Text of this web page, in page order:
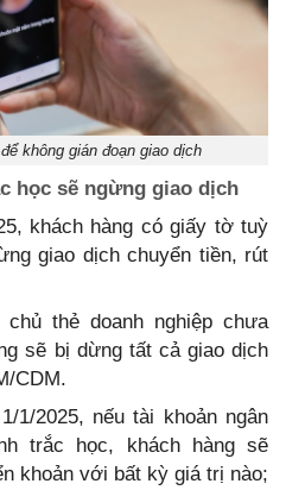
không gián đoạn giao dịch
học sẽ ngừng giao dịch
khách hàng có giấy tờ tuỳ
giao dịch chuyển tiền, rút
thẻ doanh nghiệp chưa
sẽ bị dừng tất cả giao dịch
CDM.
1/2025, nếu tài khoản ngân
trắc học, khách hàng sẽ
khoản với bất kỳ giá trị nào;